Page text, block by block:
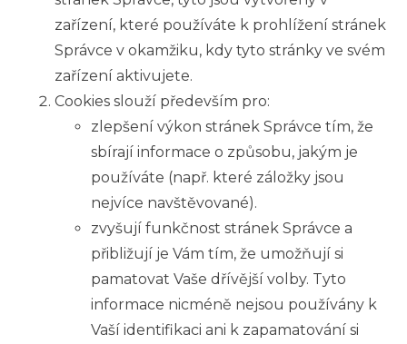
zařízení, které používáte k prohlížení stránek
Správce v okamžiku, kdy tyto stránky ve svém
zařízení aktivujete.
Cookies slouží především pro:
zlepšení výkon stránek Správce tím, že
sbírají informace o způsobu, jakým je
používáte (např. které záložky jsou
nejvíce navštěvované).
zvyšují funkčnost stránek Správce a
přibližují je Vám tím, že umožňují si
pamatovat Vaše dřívější volby. Tyto
informace nicméně nejsou používány k
Vaší identifikaci ani k zapamatování si